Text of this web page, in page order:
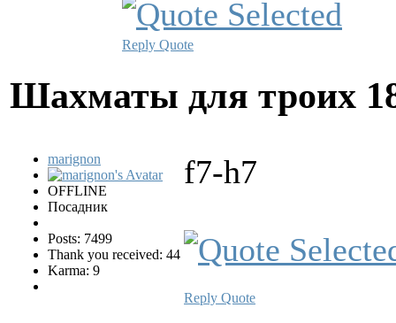
Reply Quote
Шахматы для троих
marignon
OFFLINE
Посадник
Posts: 7499
Thank you received: 44
Karma: 9
f7-h7
Reply Quote